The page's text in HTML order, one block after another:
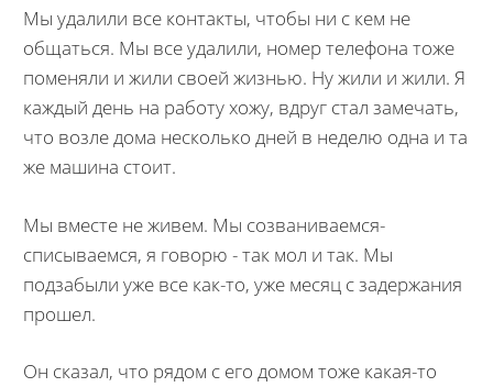
Мы удалили все контакты, чтобы ни с кем не
общаться. Мы все удалили, номер телефона тоже
поменяли и жили своей жизнью. Ну жили и жили. Я
каждый день на работу хожу, вдруг стал замечать,
что возле дома несколько дней в неделю одна и та
же машина стоит.
Мы вместе не живем. Мы созваниваемся-
списываемся, я говорю - так мол и так. Мы
подзабыли уже все как-то, уже месяц с задержания
прошел.
Он сказал, что рядом с его домом тоже какая-то